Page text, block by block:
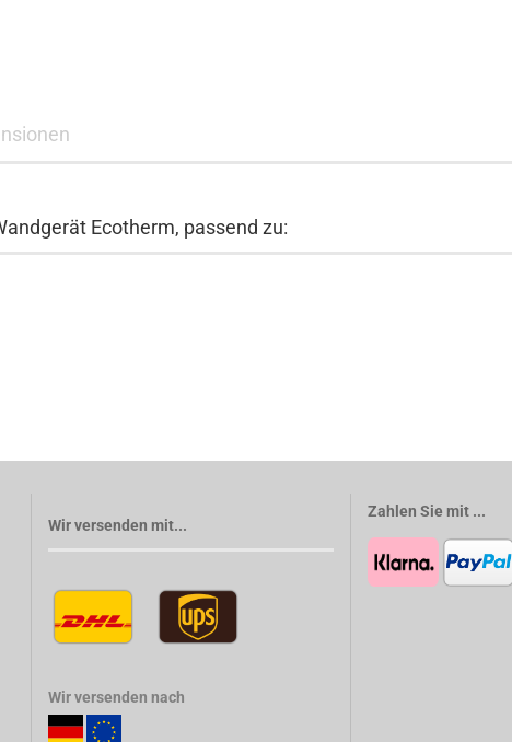
Ecotherm, passend zu:
Wir versenden mit...
Wir versenden nach
Zahlen Sie mit ...